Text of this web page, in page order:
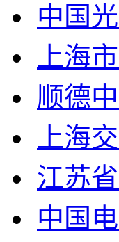
中国
上海
顺德
上海
江苏
中国